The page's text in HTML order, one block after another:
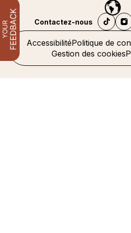
AccessibilitéPolitique de
Gestion des cookies
Contactez-nous